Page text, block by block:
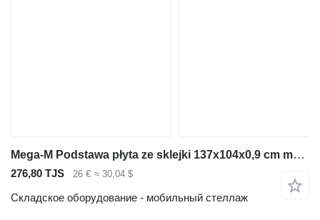
Mega-M Podstawa płyta ze sklejki 137x104x0,9 cm manurack mały nowa
276,80 TJS 26 € ≈ 30,04 $
Складское оборудование - мобильный стеллаж